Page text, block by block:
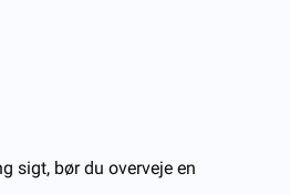
sigt, bør du overveje en